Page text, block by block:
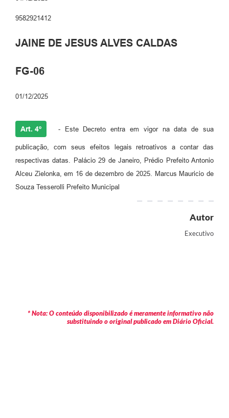
9582921412
JAINE DE JESUS ALVES CALDAS
FG-06
01/12/2025
Art. 4º - Este Decreto entra em vigor na data de sua
publicação, com seus efeitos legais retroativos a contar das
respectivas datas. Palácio 29 de Janeiro, Prédio Prefeito Antonio
Alceu Zielonka, em 16 de dezembro de 2025. Marcus Mauricio de
Souza Tesserolli Prefeito Municipal
Autor
Executivo
* Nota: O conteúdo disponibilizado é meramente informativo não
substituindo o original publicado em Diário Oficial.